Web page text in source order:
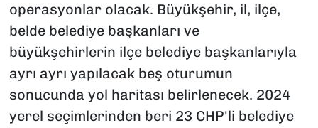
operasyonlar olacak. Büyükşehir, il, ilçe,
belde belediye başkanları ve
büyükşehirlerin ilçe belediye başkanlarıyla
ayrı ayrı yapılacak beş oturumun
sonucunda yol haritası belirlenecek. 2024
yerel seçimlerinden beri 23 CHP'li belediye